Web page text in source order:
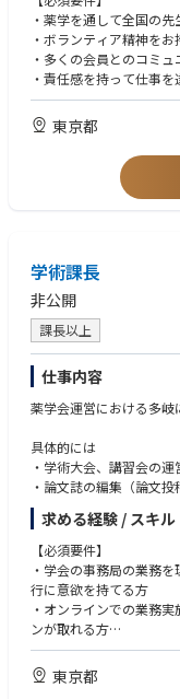
ト作成等をご自宅で行
客様先での審査となる為
む）但し、土日の移動
～金が審査～帰着という
■会社概要
SGSはスイスジュネー
ィス・ラボと99,250人
験・検査・認証会社で
スイス企業としての矜
す。
SGSのTaglineである「
および信用に対する当社
約束する私たちの決意の
またSGSの他にも
の信頼のおける専門ブ
す。
・各委員会運営のサポ
・会員管理
・薬学を通して全国の
・ボランティア精神をお
・多くの会員とのコミ
・責任感を持って仕事
【歓迎要件】
・Excelのマクロ（VBA
東京都
学術課長
非公開
課長以上
仕事内容
薬学会運営における多岐
具体的には
・学術大会、講習会の運
・論文誌の編集（論文投
・学術冊子の作成、発行
・セミナーの開催
・理事会運営企画会議資
・各委員会運営のサポ
・会員管理
求める経験 / スキル
【必須要件】
・学会の事務局の業務
行に意欲を持てる方
・オンラインでの業務
ンが取れる方
・薬学を通して全国の
・多くの先生方とのコ
・責任感を持って仕事を
東京都